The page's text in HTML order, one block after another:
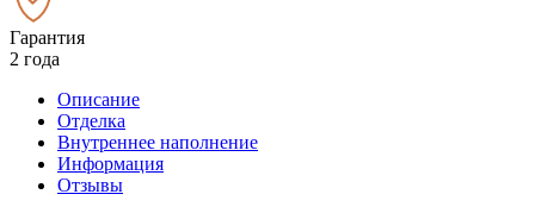
Гарантия
2 года
Описание
Отделка
Внутреннее наполнение
Информация
Отзывы